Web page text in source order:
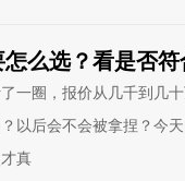
么选？看是否符
一圈，报价从几千到几
以后会不会被拿捏？今
真